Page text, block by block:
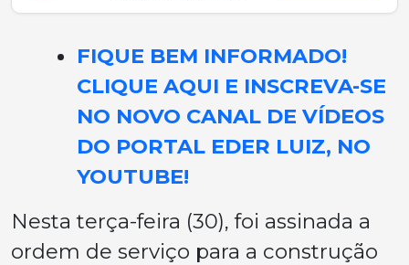
FIQUE BEM INFORMADO!
CLIQUE AQUI E INSCREVA-SE
NO NOVO CANAL DE VÍDEOS
DO PORTAL EDER LUIZ, NO
YOUTUBE!
Nesta terça-feira (30), foi assinada a
ordem de serviço para a construção